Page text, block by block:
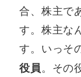
合、株主で
す。株主な
す。いっそ
役員。その